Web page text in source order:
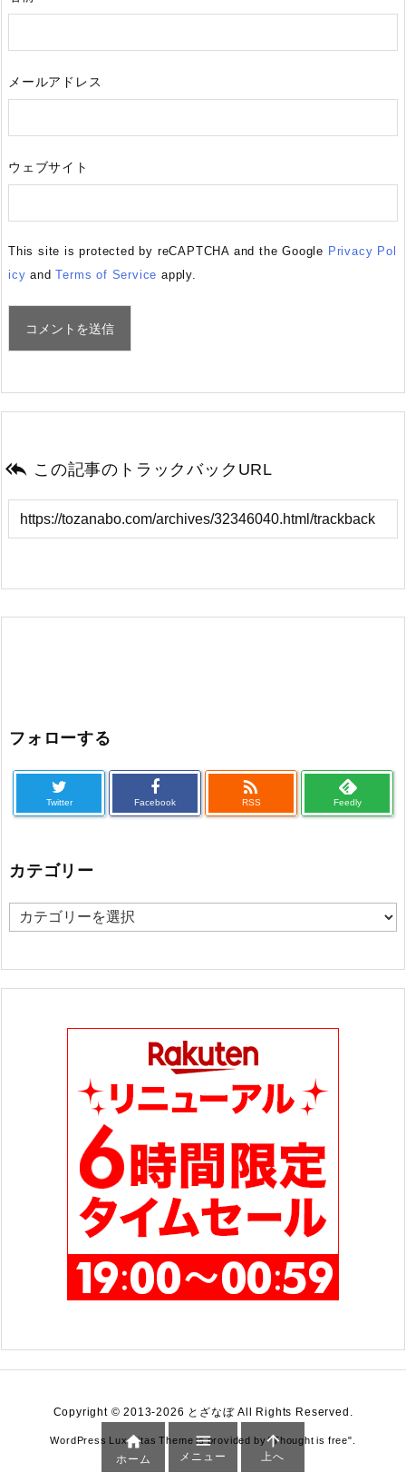
メールアドレス
ウェブサイト
This site is protected by reCAPTCHA and the Google Privacy Pol
icy andTerms of Service apply.
 この記事のトラックバックURL
フォローする
Twitter Facebook

RSS Feedly
カテゴリー
カ
ゴ
Copyright ©2013-2026 とざなぼAll Rights Reserved.
WordPress Luxeritas Theme is provided by "Thought is free".

ホーム

メニュー

上へ